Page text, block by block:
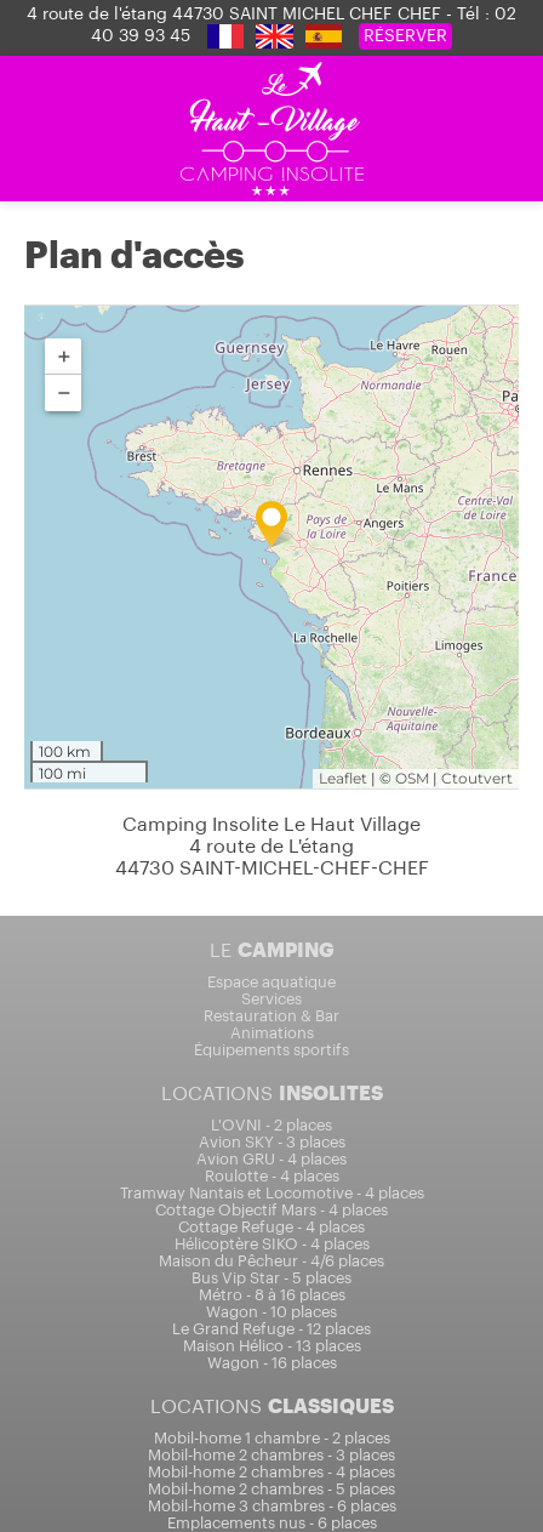
4 route de l'étang 44730 SAINT MICHEL CHEF CHEF - Tél : 02
40 39 93 45
RÉSERVER
Plan d'accès
Camping Insolite Le Haut Village
4 route de L'étang
44730 SAINT-MICHEL-CHEF-CHEF
LE CAMPING
Espace aquatique
Services
Restauration & Bar
Animations
Équipements sportifs
LOCATIONS INSOLITES
L'OVNI - 2 places
Avion SKY - 3 places
Avion GRU - 4 places
Roulotte - 4 places
Tramway Nantais et Locomotive - 4 places
Cottage Objectif Mars - 4 places
Cottage Refuge - 4 places
Hélicoptère SIKO - 4 places
Maison du Pêcheur - 4/6 places
Bus Vip Star - 5 places
Métro - 8 à 16 places
Wagon - 10 places
Le Grand Refuge - 12 places
Maison Hélico - 13 places
Wagon - 16 places
LOCATIONS CLASSIQUES
Mobil-home 1 chambre - 2 places
Mobil-home 2 chambres - 3 places
Mobil-home 2 chambres - 4 places
Mobil-home 2 chambres - 5 places
Mobil-home 3 chambres - 6 places
Emplacements nus - 6 places